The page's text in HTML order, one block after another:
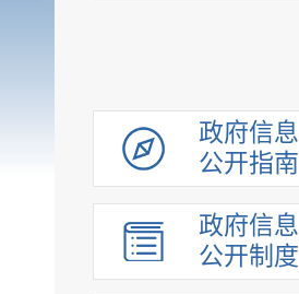
政府信息
公开指南
政府信息
公开制度